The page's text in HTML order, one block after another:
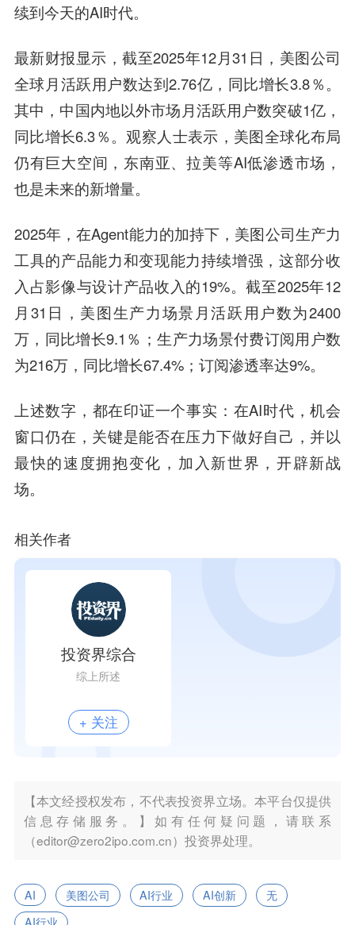
续到今天的AI时代。
最新财报显示，截至2025年12月31日，美图公司
全球月活跃用户数达到2.76亿，同比增长3.8％。
其中，中国内地以外市场月活跃用户数突破1亿，
同比增长6.3％。观察人士表示，美图全球化布局
仍有巨大空间，东南亚、拉美等AI低渗透市场，
也是未来的新增量。
2025年，在Agent能力的加持下，美图公司生产力
工具的产品能力和变现能力持续增强，这部分收
入占影像与设计产品收入的19%。截至2025年12
月31日，美图生产力场景月活跃用户数为2400
万，同比增长9.1％；生产力场景付费订阅用户数
为216万，同比增长67.4%；订阅渗透率达9%。
上述数字，都在印证一个事实：在AI时代，机会
窗口仍在，关键是能否在压力下做好自己，并以
最快的速度拥抱变化，加入新世界，开辟新战
场。
相关作者
投资界综合
综上所述
+ 关注
【本文经授权发布，不代表投资界立场。本平台仅提供
信息存储服务。】如有任何疑问题，请联系
（editor@zero2ipo.com.cn）投资界处理。
AI 美图公司 AI行业 AI创新
无